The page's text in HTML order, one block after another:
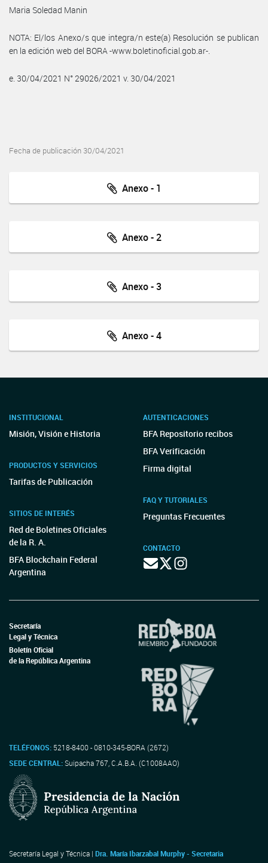
Maria Soledad Manin
NOTA: El/los Anexo/s que integra/n este(a) Resolución se publican
en la edición web del BORA -www.boletinoficial.gob.ar-.
e. 30/04/2021 N° 29026/2021 v. 30/04/2021
Fecha de publicación 30/04/2021
Anexo - 1
Anexo - 2
Anexo - 3
Anexo - 4
INSTITUCIONAL
Misión, Visión e Historia
PRODUCTOS Y SERVICIOS
Tarifas de Publicación
SITIOS DE INTERÉS
Red de Boletines Oficiales
de la R. A.
BFA Blockchain Federal
Argentina
AUTENTICACIONES
BFA Repositorio recibos
BFA Verificación
Firma digital
FAQ Y TUTORIALES
Preguntas Frecuentes
CONTACTO
Secretaría
Legal y Técnica
Boletín Oficial
de la República Argentina
TELÉFONOS: 5218-8400 - 0810-345-BORA (2672)
SEDE CENTRAL:Suipacha 767, C.A.B.A. (C1008AAO)
Secretaría Legal y Técnica | Dra. María Ibarzabal Murphy - Secretaria